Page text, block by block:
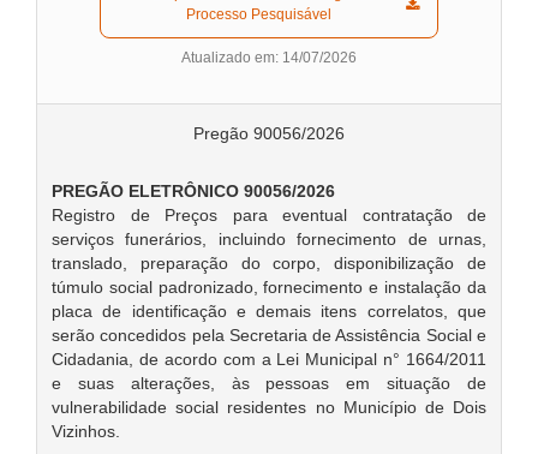
Processo Pesquisável
Atualizado em: 14/07/2026
Pregão 90056/2026
PREGÃO ELETRÔNICO 90056/2026
Registro de Preços para eventual contratação de
serviços funerários, incluindo fornecimento de urnas,
translado, preparação do corpo, disponibilização de
túmulo social padronizado, fornecimento e instalação da
placa de identificação e demais itens correlatos, que
serão concedidos pela Secretaria de Assistência Social e
Cidadania, de acordo com a Lei Municipal n° 1664/2011
e suas alterações, às pessoas em situação de
vulnerabilidade social residentes no Município de Dois
Vizinhos.